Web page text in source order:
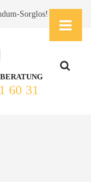
Sorglos!
60 31